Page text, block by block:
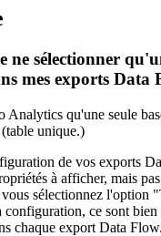
ne sélectionner
mes exports Data
Analytics qu'une seule
unique.)
de vos exports
à afficher, mais
sélectionnez l'option
configuration, ce sont bien
chaque export Data Flow.